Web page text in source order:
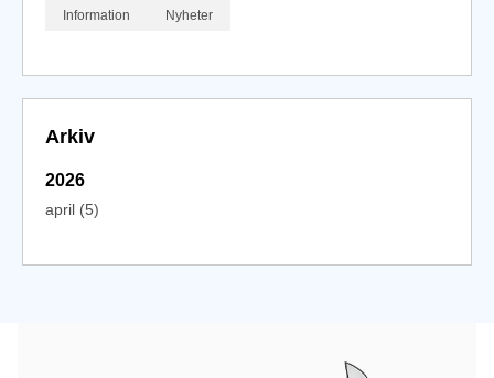
Information Nyheter
Arkiv
2026
april (5)